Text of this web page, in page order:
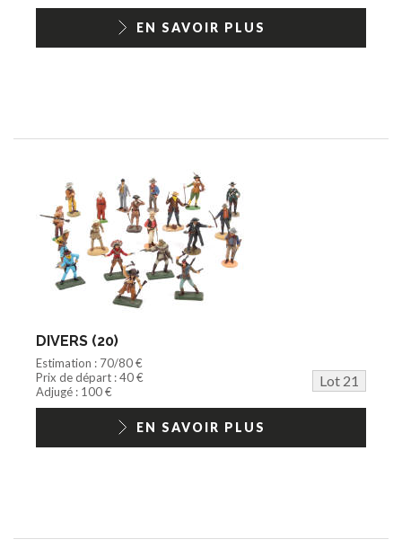
EN SAVOIR PLUS
DIVERS (20)
Estimation : 70/80 €
Prix de départ : 40 €
Lot 21
Adjugé : 100 €
EN SAVOIR PLUS